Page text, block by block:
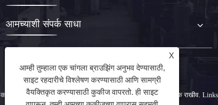
आमच्याशी संपर्क साधा
कॉपीराइट © 2025 Ningbo Kinggle Machinery Co., Ltd. सर्व हक्क राखीव. Links
X
आम्ही तुम्हाला एक चांगला ब्राउझिंग अनुभव देण्यासाठी,
साइट रहदारीचे विश्लेषण करण्यासाठी आणि सामग्री
वैयक्तिकृत करण्यासाठी कुकीज वापरतो. ही साइट